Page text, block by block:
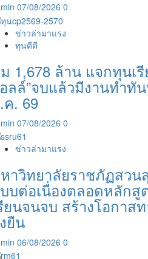
07/08/2026 0
ข่าวล่ามาแรง
ทุนดีดี
1,678 ล้าน แจกทุนเ
ลล์”จบแล้วมีงานทำทั
. 69
07/08/2026 0
ข่าวล่ามาแรง
าวิทยาลัยราชภัฏสว
บต่อเนื่องตลอดหลักสู
ยนจนจบ สร้างโอกาส
ยืน
06/08/2026 0